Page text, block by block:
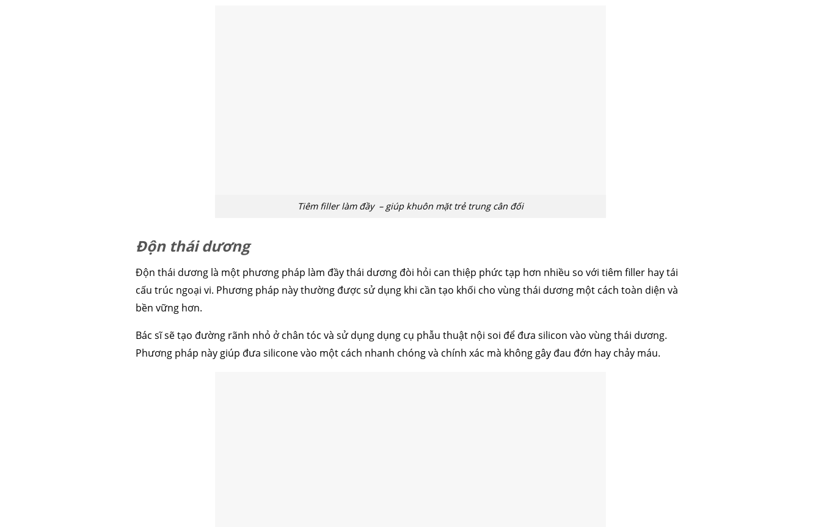
Tiêm filler làm đầy – giúp khuôn mặt trẻ trung cân đối
Độn thái dương
Độn thái dương là một phương pháp làm đầy thái dương đòi hỏi can thiệp phức tạp hơn nhiều so với tiêm filler hay tái
cấu trúc ngoại vi. Phương pháp này thường được sử dụng khi cần tạo khối cho vùng thái dương một cách toàn diện và
bền vững hơn.
Bác sĩ sẽ tạo đường rãnh nhỏ ở chân tóc và sử dụng dụng cụ phẫu thuật nội soi để đưa silicon vào vùng thái dương.
Phương pháp này giúp đưa silicone vào một cách nhanh chóng và chính xác mà không gây đau đớn hay chảy máu.